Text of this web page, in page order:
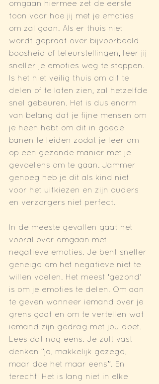
omgaan hiermee zet de eerste
toon voor hoe jij met je emoties
om zal gaan. Als er thuis niet
wordt gepraat over bijvoorbeeld
boosheid of teleurstellingen, leer jij
sneller je emoties weg te stoppen.
Is het niet veilig thuis om dit te
delen of te laten zien, zal hetzelfde
snel gebeuren. Het is dus enorm
van belang dat je fijne mensen om
je heen hebt om dit in goede
banen te leiden zodat je leer om
op een gezonde manier met je
gevoelens om te gaan. Jammer
genoeg heb je dit als kind niet
voor het uitkiezen en zijn ouders
en verzorgers niet perfect.
In de meeste gevallen gaat het
vooral over omgaan met
negatieve emoties. Je bent sneller
geneigd om het negatieve niet te
willen voelen. Het meest ‘gezond’
is om je emoties te delen. Om aan
te geven wanneer iemand over je
grens gaat en om te vertellen wat
iemand zijn gedrag met jou doet.
Lees dat nog eens. Je zult vast
denken “ja, makkelijk gezegd,
maar doe het maar eens”. En
terecht! Het is lang niet in elke